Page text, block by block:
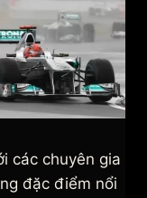
các chuyên gia
đặc điểm nổi